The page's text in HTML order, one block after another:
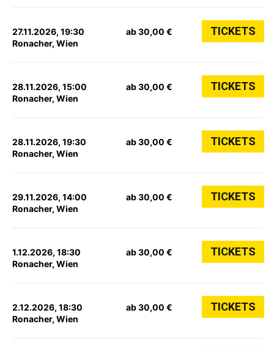
27.11.2026, 19:30
Ronacher, Wien
ab 30,00 € TICKETS
28.11.2026, 15:00
Ronacher, Wien
ab 30,00 € TICKETS
28.11.2026, 19:30
Ronacher, Wien
ab 30,00 € TICKETS
29.11.2026, 14:00
Ronacher, Wien
ab 30,00 € TICKETS
1.12.2026, 18:30
Ronacher, Wien
ab 30,00 € TICKETS
2.12.2026, 18:30
Ronacher, Wien
ab 30,00 € TICKETS